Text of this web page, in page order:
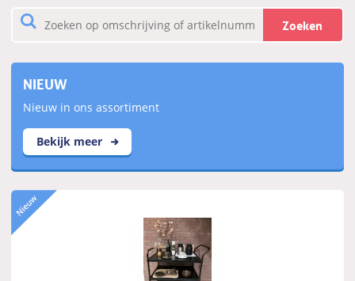
Zoeken
NIEUW
Nieuw in ons assortiment
Bekijk meer